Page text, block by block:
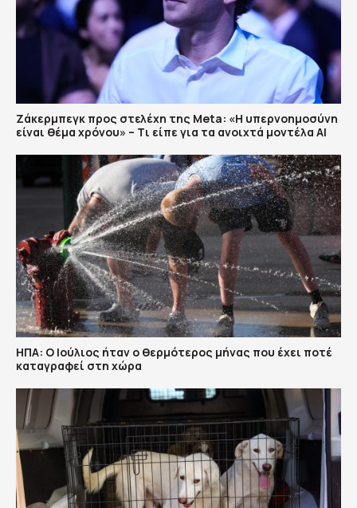
Ζάκερμπεγκ προς στελέχη της Μeta: «Η υπερνοημοσύνη
είναι θέμα χρόνου» – Tι είπε για τα ανοιχτά μοντέλα ΑΙ
ΗΠΑ: Ο Ιούλιος ήταν ο θερμότερος μήνας που έχει ποτέ
καταγραφεί στη χώρα